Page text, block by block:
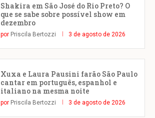
Shakira em São José do Rio Preto? O
que se sabe sobre possível show em
dezembro
por Priscila Bertozzi 3 de agosto de 2026
Xuxa e Laura Pausini farão São Paulo
cantar em português, espanhol e
italiano na mesma noite
por Priscila Bertozzi 3 de agosto de 2026